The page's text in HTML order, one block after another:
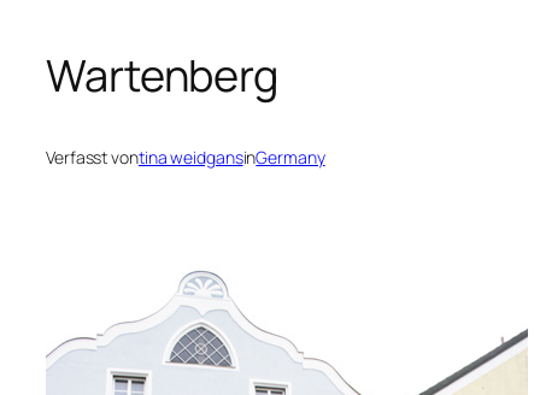
Wartenberg
Verfasst vontina weidgansinGermany